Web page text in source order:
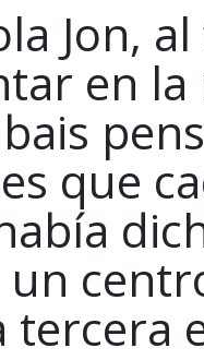
Jon,
en
que
tercera